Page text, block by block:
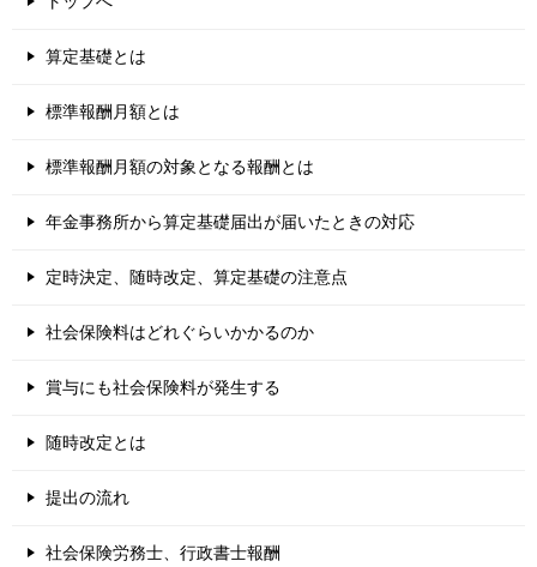
算定基礎とは
標準報酬月額とは
標準報酬月額の対象となる報酬とは
年金事務所から算定基礎届出が届いたときの対応
定時決定、随時改定、算定基礎の注意点
社会保険料はどれぐらいかかるのか
賞与にも社会保険料が発生する
随時改定とは
提出の流れ
社会保険労務士、行政書士報酬